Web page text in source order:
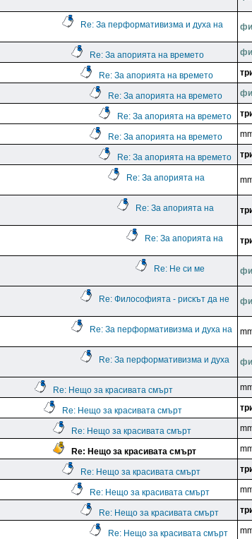
Re: За перформативизма и духа на
Re: За апорията на времето
Re: За апорията на времето
Re: За апорията на времето
Re: За апорията на времето
Re: За апорията на времето
Re: За апорията на времето
Re: За апорията на
Re: За апорията на
Re: За апорията на
Re: Не си ме
Re: Философията - рискът да не
Re: За перформативизма и духа на
Re: За перформативизма и духа
Re: Нещо за красивата смърт
Re: Нещо за красивата смърт
Re: Нещо за красивата смърт
Re: Нещо за красивата смърт
Re: Нещо за красивата смърт
Re: Нещо за красивата смърт
Re: Нещо за красивата смърт
Re: Нещо за красивата смърт